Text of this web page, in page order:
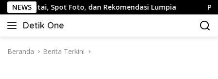
Langsung
ke
konten
NEWS
Foto, dan Rekomendasi Lumpia Panduan
Detik One
Tajam
Fakta
Beranda Berita Terkini